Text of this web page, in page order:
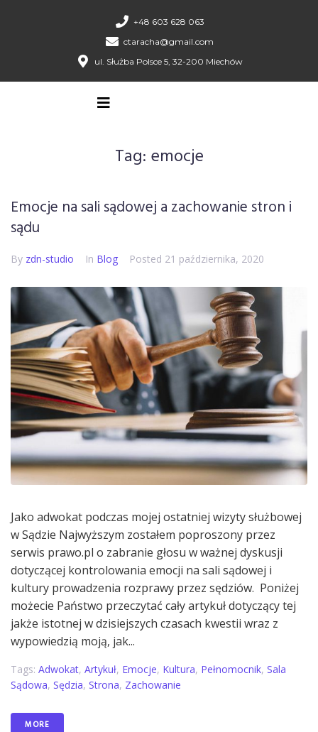
+48 603 628 063
ctaracha@gmail.com
ul. Służba Polsce 5, 32-200 Miechów
Tag: emocje
Emocje na sali sądowej a zachowanie stron i
sądu
By zdn-studio In Blog Posted 21 października, 2020
Jako adwokat podczas mojej ostatniej wizyty służbowej
w Sądzie Najwyższym zostałem poproszony przez
serwis prawo.pl o zabranie głosu w ważnej dyskusji
dotyczącej kontrolowania emocji na sali sądowej i
kultury prowadzenia rozprawy przez sędziów. Poniżej
możecie Państwo przeczytać cały artykuł dotyczący tej
jakże istotnej w dzisiejszych czasach kwestii wraz z
wypowiedzią moją, jak...
Tags: Adwokat, Artykuł, Emocje, Kultura, Pełnomocnik, Sala
Sądowa, Sędzia, Strona, Zachowanie
MORE